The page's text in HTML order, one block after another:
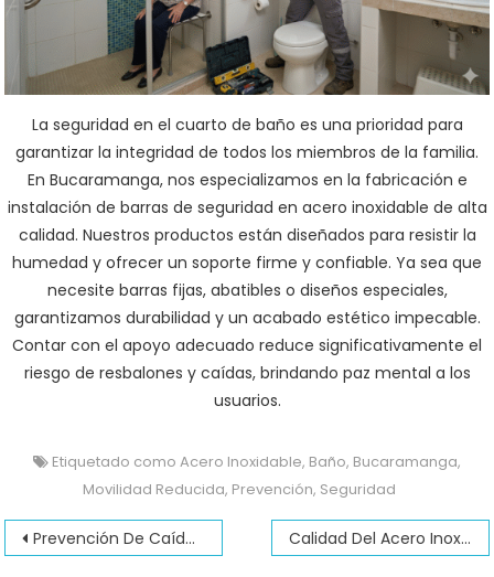
La seguridad en el cuarto de baño es una prioridad para
garantizar la integridad de todos los miembros de la familia.
En Bucaramanga, nos especializamos en la fabricación e
instalación de barras de seguridad en acero inoxidable de alta
calidad. Nuestros productos están diseñados para resistir la
humedad y ofrecer un soporte firme y confiable. Ya sea que
necesite barras fijas, abatibles o diseños especiales,
garantizamos durabilidad y un acabado estético impecable.
Contar con el apoyo adecuado reduce significativamente el
riesgo de resbalones y caídas, brindando paz mental a los
usuarios.
Etiquetado como Acero Inoxidable, Baño, Bucaramanga,
Movilidad Reducida, Prevención, Seguridad
Navegación
Prevención De Caídas En El Baño En Bucaramanga Calidad Del Acero Inoxidable 304 En Bucaramanga